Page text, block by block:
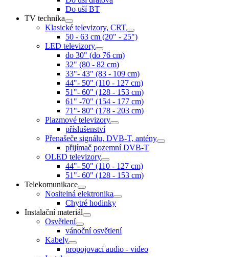
Do uší BT
TV technika
Klasické televizory, CRT
50 - 63 cm (20" - 25")
LED televizory
do 30" (do 76 cm)
32" (80 - 82 cm)
33"- 43" (83 - 109 cm)
44"- 50" (110 - 127 cm)
51"- 60" (128 - 153 cm)
61" -70" (154 - 177 cm)
71"- 80" (178 - 203 cm)
Plazmové televizory
příslušenství
Přenašeče signálu, DVB-T, antény
přijímač pozemní DVB-T
OLED televizory
44"- 50" (110 - 127 cm)
51"- 60" (128 - 153 cm)
Telekomunikace
Nositelná elektronika
Chytré hodinky
Instalační materiál
Osvětlení
vánoční osvětlení
Kabely
propojovací audio - video